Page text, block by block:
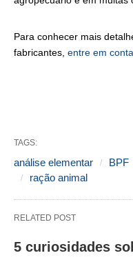
Para conhecer mais
fabricantes, entre em
TAGS:
análise elementar BPF
ração animal
RELATED POST
5 curiosidades